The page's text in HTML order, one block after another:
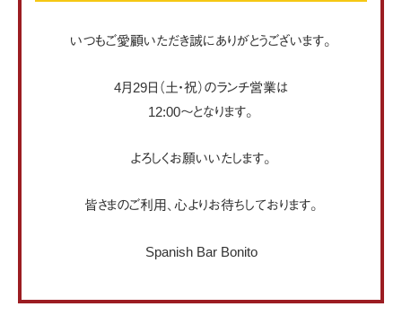
いつもご愛顧いただき誠にありがとうございます。
4月29日（土・祝）のランチ営業は
12:00〜となります。
よろしくお願いいたします。
皆さまのご利用、心よりお待ちしております。
Spanish Bar Bonito